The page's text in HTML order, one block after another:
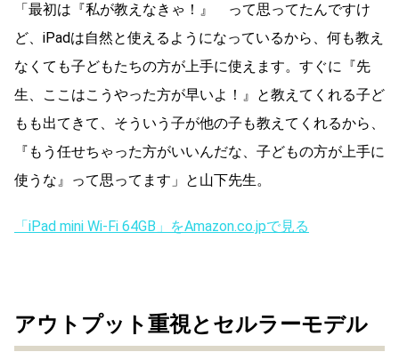
「最初は『私が教えなきゃ！』 って思ってたんですけ
ど、iPadは自然と使えるようになっているから、何も教え
なくても子どもたちの方が上手に使えます。すぐに『先
生、ここはこうやった方が早いよ！』と教えてくれる子ど
もも出てきて、そういう子が他の子も教えてくれるから、
『もう任せちゃった方がいいんだな、子どもの方が上手に
使うな』って思ってます」と山下先生。
「iPad mini Wi-Fi 64GB」をAmazon.co.jpで見る
アウトプット重視とセルラーモデル